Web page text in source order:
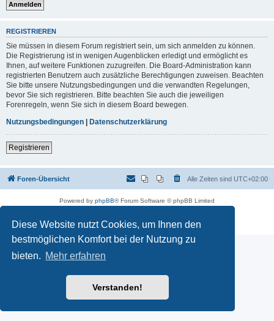
Diese Website nutzt Cookies, um Ihnen den
bestmöglichen Komfort bei der Nutzung zu
bieten. Mehr erfahren
Verstanden!
REGISTRIEREN
Sie müssen in diesem Forum registriert sein, um sich anmelden zu können.
Die Registrierung ist in wenigen Augenblicken erledigt und ermöglicht es
Ihnen, auf weitere Funktionen zuzugreifen. Die Board-Administration kann
registrierten Benutzern auch zusätzliche Berechtigungen zuweisen. Beachten
Sie bitte unsere Nutzungsbedingungen und die verwandten Regelungen,
bevor Sie sich registrieren. Bitte beachten Sie auch die jeweiligen
Forenregeln, wenn Sie sich in diesem Board bewegen.
Nutzungsbedingungen | Datenschutzerklärung
Registrieren
Foren-Übersicht Alle Zeiten sind UTC+02:00
Powered by phpBB® Forum Software © phpBB Limited
Datenschutz|Nutzungsbedingungen